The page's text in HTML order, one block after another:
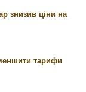
знизив ціни на
тарифи